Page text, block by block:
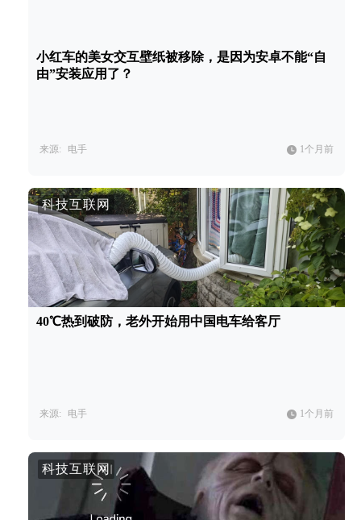
小红车的美女交互壁纸被移除，是因为安卓不能“自
由”安装应用了？
来源: 电手 1个月前
科技互联网
40℃热到破防，老外开始用中国电车给客厅
来源: 电手 1个月前
科技互联网